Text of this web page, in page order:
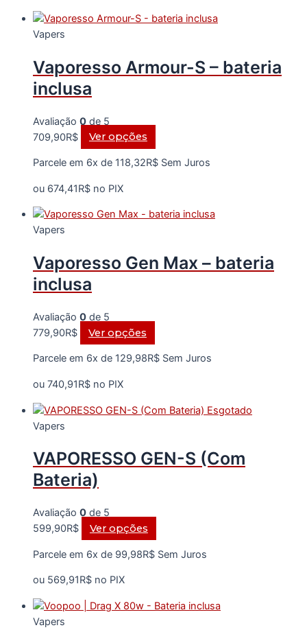
As
ser
Vapers
Vaporesso Armour-S – bateria
inclusa
Avaliação 0 de 5
709,90R$ Ver opções
produto
tem
As
ser
Parcele em 6x de 118,32R$ Sem Juros
ou 674,41R$ no PIX
Vapers
Vaporesso Gen Max – bateria
inclusa
Avaliação 0 de 5
779,90R$ Ver opções
produto
tem
As
ser
produto
Parcele em 6x de 129,98R$ Sem Juros
ou 740,91R$ no PIX
Esgotado
Vapers
VAPORESSO GEN-S (Com
Bateria)
Avaliação 0 de 5
599,90R$ Ver opções
produto
tem
As
Parcele em 6x de 99,98R$ Sem Juros
ou 569,91R$ no PIX
Vapers